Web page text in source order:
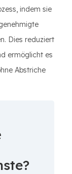
indem sie
Dies reduziert
ermöglicht es
Abstriche